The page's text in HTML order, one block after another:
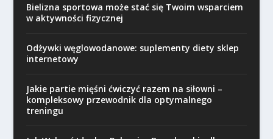
Bielizna sportowa może stać się Twoim wsparciem
w aktywności fizycznej
Odżywki węglowodanowe: suplementy diety sklep
internetowy
Jakie partie mięśni ćwiczyć razem na siłowni –
kompleksowy przewodnik dla optymalnego
treningu